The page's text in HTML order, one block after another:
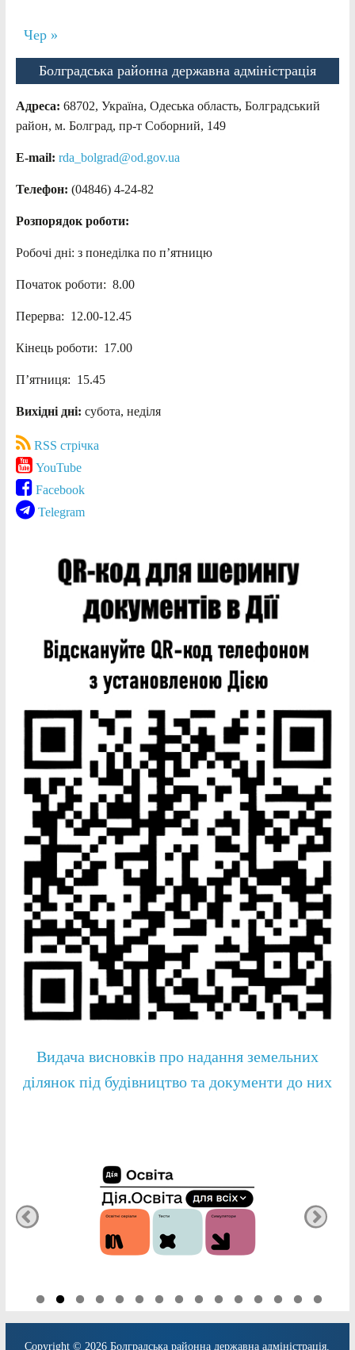
Чер »
Болградська районна державна адміністрація
Адреса: 68702, Україна, Одеська область, Болградський
район, м. Болград, пр-т Соборний, 149
E-mail: rda_bolgrad@od.gov.ua
Телефон: (04846) 4-24-82
Розпорядок роботи:
Робочі дні: з понеділка по п’ятницю
Початок роботи: 8.00
Перерва: 12.00-12.45
Кінець роботи: 17.00
П’ятниця: 15.45
Вихідні дні: субота, неділя
RSS стрічка
YouTube
Facebook
Telegram
Видача висновків про надання земельних
ділянок під будівництво та документи до них
Copyright © 2026Болградська районна державна адміністрація